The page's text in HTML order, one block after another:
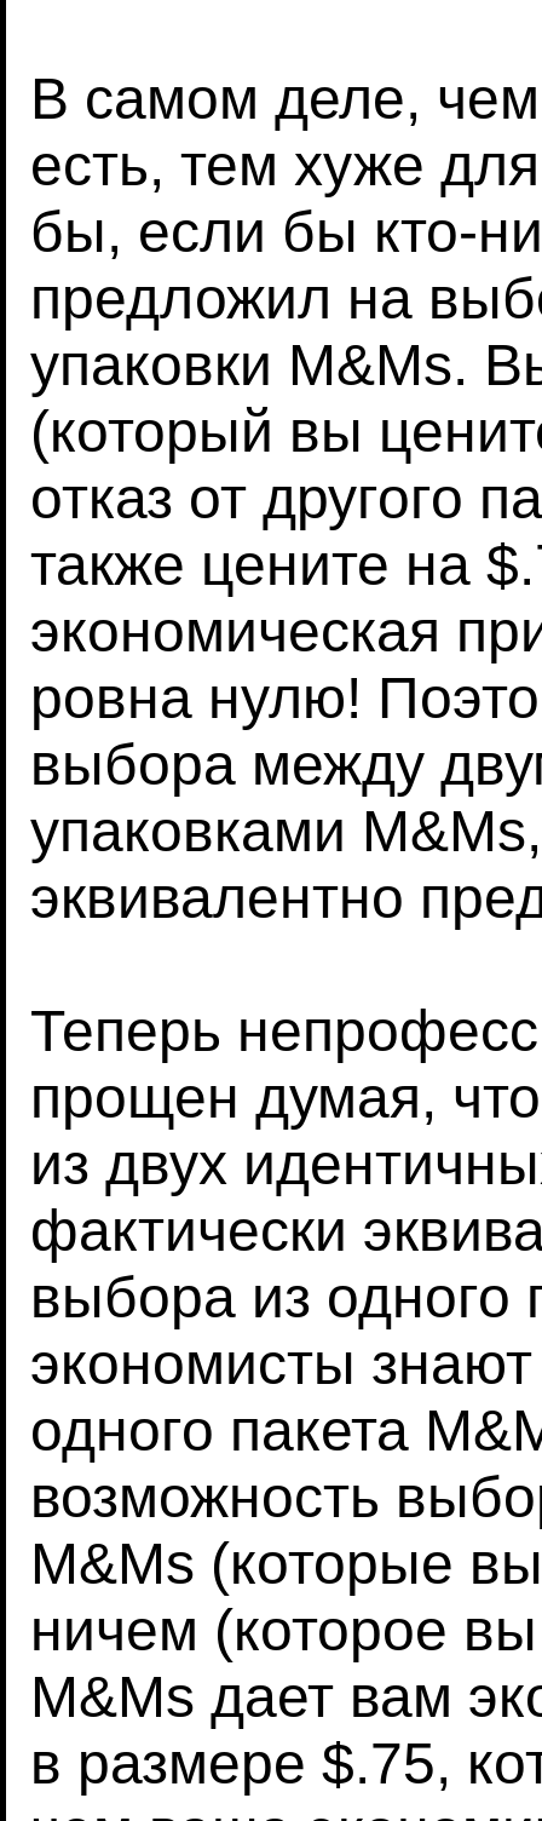
В самом деле,
есть, тем хуже
бы, если бы кто-
предложил на
упаковки M&Ms.
(который вы
отказ от другого
также цените на
экономическая
ровна нулю!
выбора между
упаковками
эквивалентно
Теперь
прощен думая,
из двух
фактически
выбора из одного
экономисты
одного пакета
возможность
M&Ms (которые
ничем (которое
M&Ms дает вам
в размере $.75,